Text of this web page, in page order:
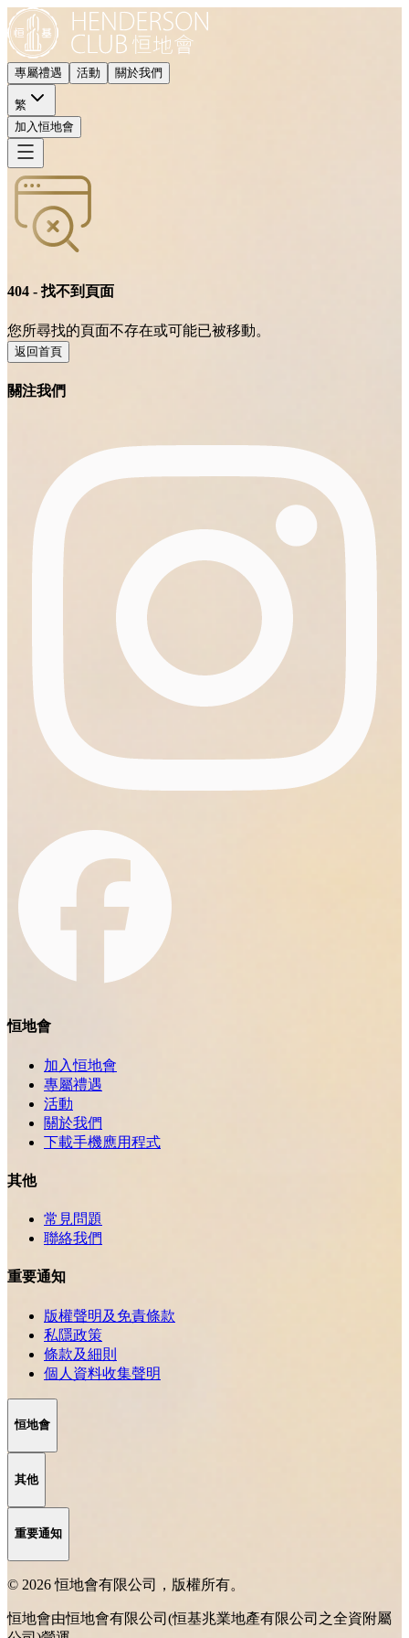
專屬禮遇 活動 關於我們
繁
加入恒地會
404 - 找不到頁面
您所尋找的頁面不存在或可能已被移動。
返回首頁
關注我們
恒地會
加入恒地會
專屬禮遇
活動
關於我們
下載手機應用程式
其他
常見問題
聯絡我們
重要通知
版權聲明及免責條款
私隱政策
條款及細則
個人資料收集聲明
恒地會
其他
重要通知
© 2026 恒地會有限公司，版權所有。
恒地會由恒地會有限公司(恒基兆業地產有限公司之全資附屬